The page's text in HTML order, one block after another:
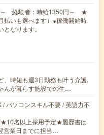
～ 経験者：時給1350円～ ★
払いも選べます）※稼働開始時
なります。
、時短も週3日勤務も叶う介護
んが暮らす施設での生…
パソコンスキル不要 / 英語力不
名以上採用予定★履歴書は
営業日までに担当…